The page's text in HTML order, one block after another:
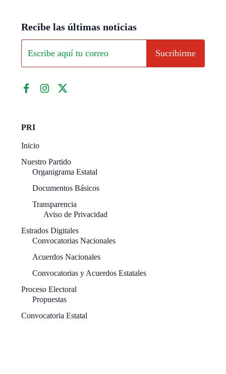
Recibe las últimas noticias
Sucribirme
PRI
Inicio
Nuestro Partido
Organigrama Estatal
Documentos Básicos
Transparencia
Aviso de Privacidad
Estrados Digitales
Convocatorias Nacionales
Acuerdos Nacionales
Convocatorias y Acuerdos Estatales
Proceso Electoral
Propuestas
Convocatoria Estatal